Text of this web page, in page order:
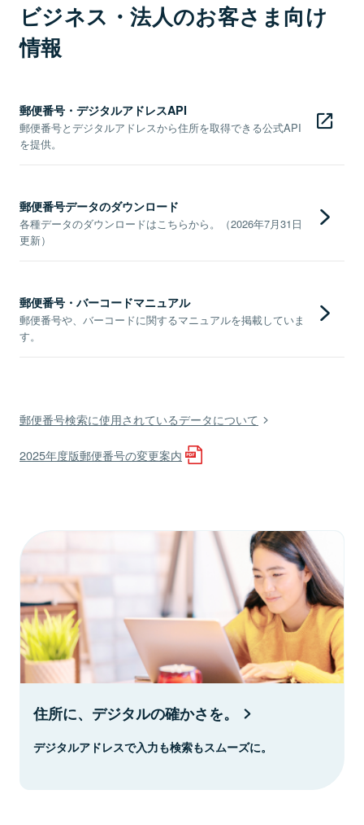
ビジネス・法人のお客さま向け
情報
郵便番号・デジタルアドレスAPI
郵便番号とデジタルアドレスから住所を取得できる公式API
を提供。
郵便番号データのダウンロード
各種データのダウンロードはこちらから。（2026年7月31日
更新）
郵便番号・バーコードマニュアル
郵便番号や、バーコードに関するマニュアルを掲載していま
す。
郵便番号検索に使用されているデータについて
2025年度版郵便番号の変更案内
住所に、デジタルの確かさを。
デジタルアドレスで入力も検索もスムーズに。